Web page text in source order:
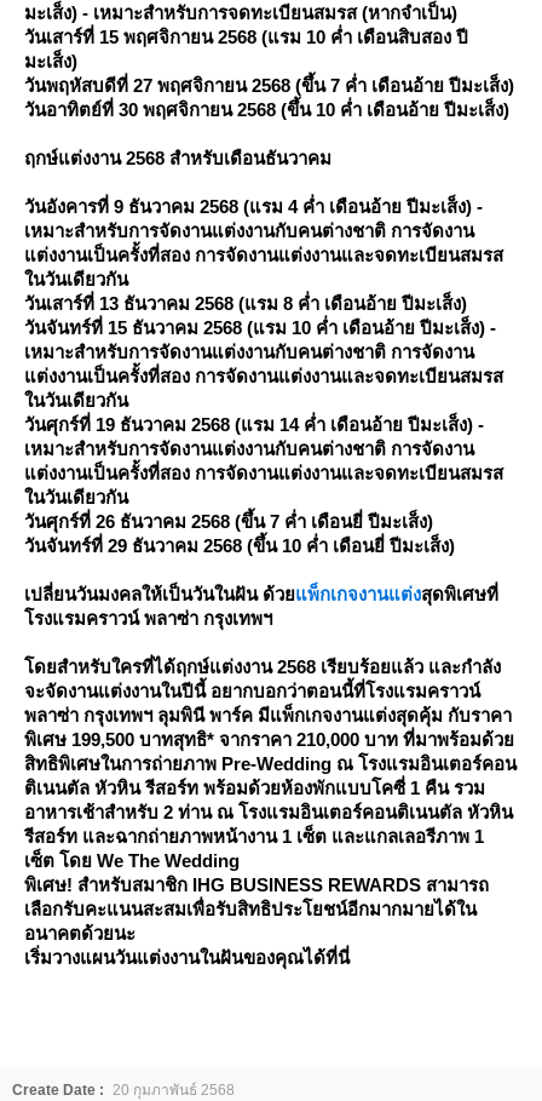
มะเส็ง) - เหมาะสำหรับการจดทะเบียนสมรส (หากจำเป็น)
วันเสาร์ที่ 15 พฤศจิกายน 2568 (แรม 10 ค่ำ เดือนสิบสอง ปี
มะเส็ง)
วันพฤหัสบดีที่ 27 พฤศจิกายน 2568 (ขึ้น 7 ค่ำ เดือนอ้าย ปีมะเส็ง)
วันอาทิตย์ที่ 30 พฤศจิกายน 2568 (ขึ้น 10 ค่ำ เดือนอ้าย ปีมะเส็ง)
ฤกษ์แต่งงาน 2568 สำหรับเดือนธันวาคม
วันอังคารที่ 9 ธันวาคม 2568 (แรม 4 ค่ำ เดือนอ้าย ปีมะเส็ง) -
เหมาะสำหรับการจัดงานแต่งงานกับคนต่างชาติ การจัดงาน
ต่งงานเป็นครั้งที่สอง การจัดงานแต่งงานและจดทะเบียนสมรส
นวันเดียวกัน
วันเสาร์ที่ 13 ธันวาคม 2568 (แรม 8 ค่ำ เดือนอ้าย ปีมะเส็ง)
วันจันทร์ที่ 15 ธันวาคม 2568 (แรม 10 ค่ำ เดือนอ้าย ปีมะเส็ง) -
เหมาะสำหรับการจัดงานแต่งงานกับคนต่างชาติ การจัดงาน
ต่งงานเป็นครั้งที่สอง การจัดงานแต่งงานและจดทะเบียนสมรส
นวันเดียวกัน
วันศุกร์ที่ 19 ธันวาคม 2568 (แรม 14 ค่ำ เดือนอ้าย ปีมะเส็ง) -
เหมาะสำหรับการจัดงานแต่งงานกับคนต่างชาติ การจัดงาน
ต่งงานเป็นครั้งที่สอง การจัดงานแต่งงานและจดทะเบียนสมรส
นวันเดียวกัน
วันศุกร์ที่ 26 ธันวาคม 2568 (ขึ้น 7 ค่ำ เดือนยี่ ปีมะเส็ง)
วันจันทร์ที่ 29 ธันวาคม 2568 (ขึ้น 10 ค่ำ เดือนยี่ ปีมะเส็ง)
เปลี่ยนวันมงคลให้เป็นวันในฝัน ด้วพ็กเกจงานแต่งสุดพิเศษที่
รงแรมคราวน์ พลาซ่า กรุงเทพฯ
ดยสำหรับใครที่ได้ฤกษ์แต่งงาน 2568 เรียบร้อยแล้ว และกำลัง
จะจัดงานแต่งงานในปีนี้ อยากบอกว่าตอนนี้ที่โรงแรมคราวน์
พลาซ่า กรุงเทพฯ ลุมพินี พาร์ค มีแพ็กเกจงานแต่งสุดคุ้ม กับราคา
พิเศษ 199,500 บาทสุทธิ* จากราคา 210,000 บาท ที่มาพร้อมด้ว
สิทธิพิเศษในการถ่ายภาพ Pre-Wedding ณ โรงแรมอินเตอร์คอน
ติเนนตัล หัวหิน รีสอร์ท พร้อมด้วยห้องพักแบบโคซี่ 1 คืน รวม
อาหารเช้าสำหรับ 2 ท่าน ณ โรงแรมอินเตอร์คอนติเนนตัล หัวหิน
รีสอร์ท และฉากถ่ายภาพหน้างาน 1 เซ็ต และแกลเลอรีภาพ 1
เซ็ต โดย We The Wedding
พิเศษ! สำหรับสมาชิก IHG BUSINESS REWARDS สามารถ
เลือกรับคะแนนสะสมเพื่อรับสิทธิประโยชน์อีกมากมายได้ใน
อนาคตด้วยนะ
เริ่มวางแผนวันแต่งงานในฝันของคุณได้ที่นี่
Create Date : 20 กุมภาพันธ์ 2568